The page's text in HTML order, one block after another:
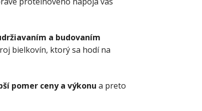
a budovaním
bielkovín, ktorý sa hodí na
pomer ceny a výkonu a preto